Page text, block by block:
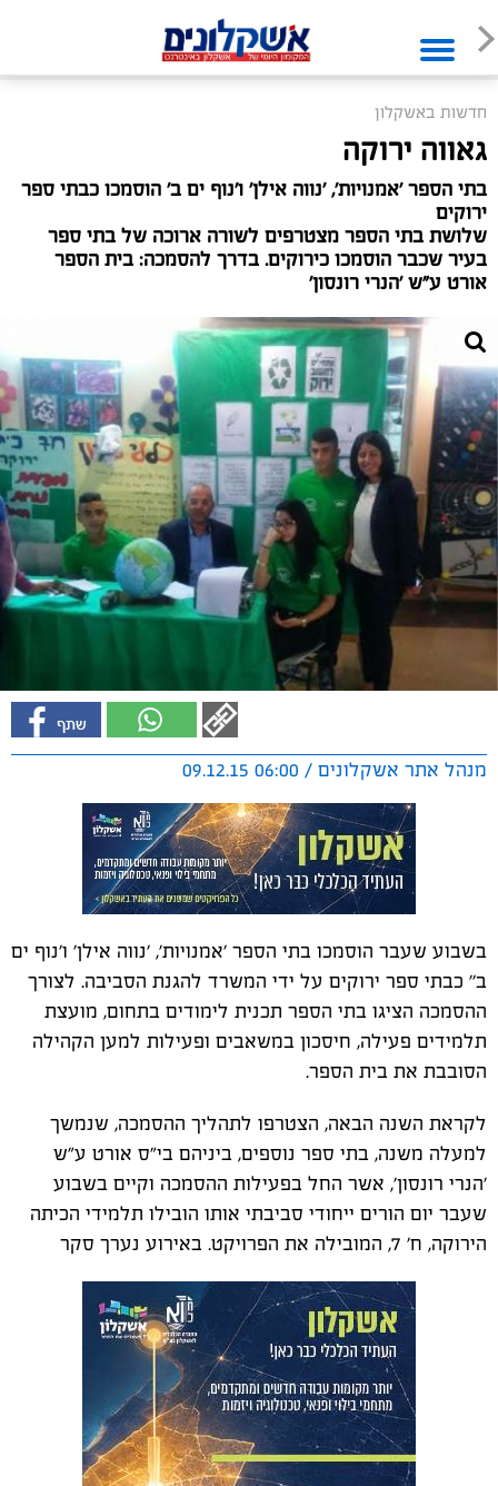
חדשות באשקלון
גאווה ירוקה
בתי הספר 'אמנויות', 'נווה אילן' ו'נוף ים ב' הוסמכו כבתי ספר
ירוקים
שלושת בתי הספר מצטרפים לשורה ארוכה של בתי ספר
בעיר שכבר הוסמכו כירוקים. בדרך להסמכה: בית הספר
אורט ע"ש 'הנרי רונסון'
מנהל אתר אשקלונים / 06:00 09.12.15
בשבוע שעבר הוסמכו בתי הספר 'אמנויות', 'נווה אילן' ו'נוף ים
ב'' כבתי ספר ירוקים על ידי המשרד להגנת הסביבה. לצורך
ההסמכה הציגו בתי הספר תכנית לימודים בתחום, מועצת
תלמידים פעילה, חיסכון במשאבים ופעילות למען הקהילה
הסובבת את בית הספר.
לקראת השנה הבאה, הצטרפו לתהליך ההסמכה, שנמשך
למעלה משנה, בתי ספר נוספים, ביניהם בי"ס אורט ע"ש
'הנרי רונסון', אשר החל בפעילות ההסמכה וקיים בשבוע
שעבר יום הורים ייחודי סביבתי אותו הובילו תלמידי הכיתה
הירוקה, ח' 7, המובילה את הפרויקט. באירוע נערך סקר